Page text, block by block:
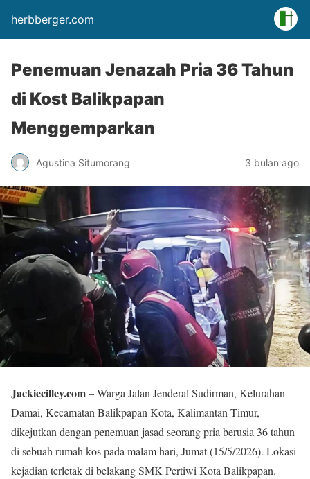
herbberger.com
Penemuan Jenazah Pria 36 Tahun
di Kost Balikpapan
Menggemparkan
Agustina Situmorang 3 bulan ago
Jackiecilley.com– Warga Jalan Jenderal Sudirman, Kelurahan
Damai, Kecamatan Balikpapan Kota, Kalimantan Timur,
dikejutkan dengan penemuan jasad seorang pria berusia 36 tahun
di sebuah rumah kos pada malam hari, Jumat (15/5/2026). Lokasi
kejadian terletak di belakang SMK Pertiwi Kota Balikpapan.